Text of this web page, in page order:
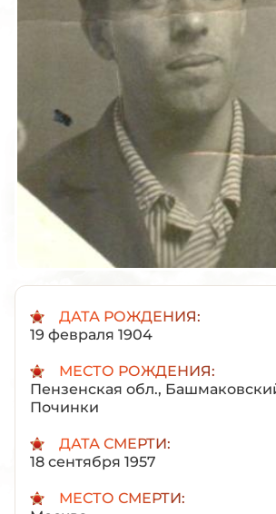
ДАТА РОЖДЕНИЯ:
19 февраля 1904
МЕСТО РОЖДЕНИЯ:
Пензенская обл.,
Починки
ДАТА СМЕРТИ:
18 сентября 1957
МЕСТО СМЕРТИ: